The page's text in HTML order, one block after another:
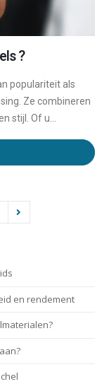
?
populariteit als
Ze combineren
stijl. Of u...
en rendement